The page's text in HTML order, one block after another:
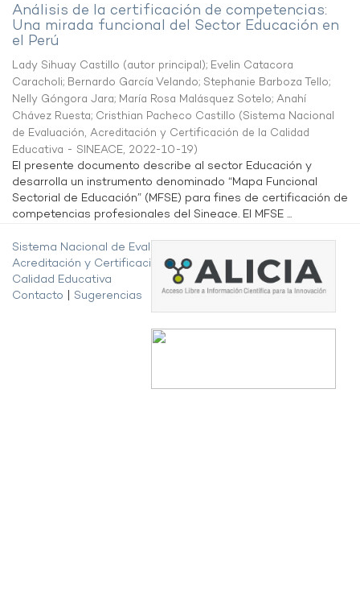
Análisis de la certificación de competencias:
Una mirada funcional del Sector Educación en
el Perú
Lady Sihuay Castillo (autor principal); Evelin Catacora
Caracholi; Bernardo García Velando; Stephanie Barboza Tello;
Nelly Góngora Jara; María Rosa Malásquez Sotelo; Anahí
Chávez Ruesta; Cristhian Pacheco Castillo (Sistema Nacional
de Evaluación, Acreditación y Certificación de la Calidad
Educativa - SINEACE, 2022-10-19)
El presente documento describe al sector Educación y
desarrolla un instrumento denominado “Mapa Funcional
Sectorial de Educación” (MFSE) para fines de certificación de
competencias profesionales del Sineace. El MFSE ...
Sistema Nacional de Evaluación,
Acreditación y Certificación de la
Calidad Educativa
Contacto
Sugerencias